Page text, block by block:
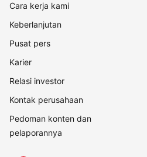
Cara kerja kami
Keberlanjutan
Pusat pers
Karier
Relasi investor
Kontak perusahaan
Pedoman konten dan
pelaporannya